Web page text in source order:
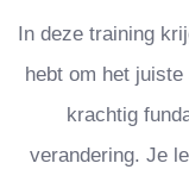
In deze training
hebt om het
krachtig
verandering. Je